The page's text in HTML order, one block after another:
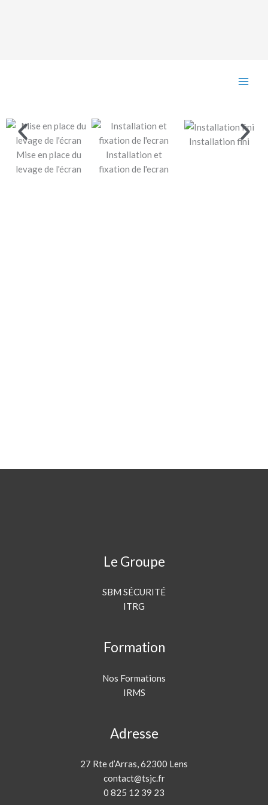
Mise en place du
levage de l'écran
Installation et
fixation de l'ecran
Installation fini
Le Groupe
SBM SÉCURITÉ
ITRG
Formation
Nos Formations
IRMS
Adresse
27 Rte d’Arras, 62300 Lens
contact@tsjc.fr
0 825 12 39 23